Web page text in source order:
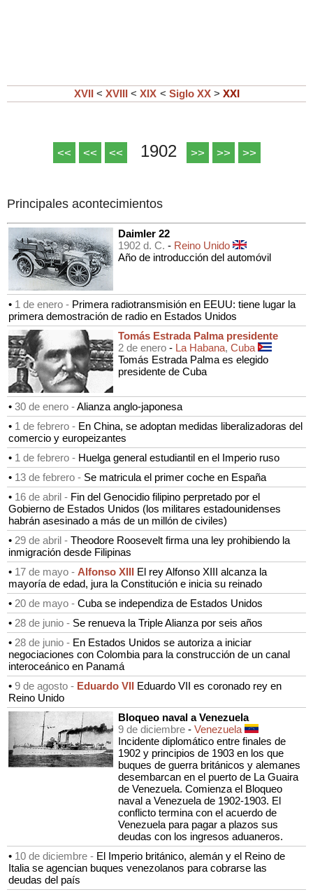
XVII < XVIII < XIX < Siglo XX > XXI
<< << << 1902 >> >> >>
Principales acontecimientos
Daimler 22
1902 d. C. - Reino Unido
Año de introducción del automóvil
• 1 de enero - Primera radiotransmisión en EEUU: tiene lugar la
primera demostración de radio en Estados Unidos
Tomás Estrada Palma presidente
2 de enero - La Habana, Cuba
Tomás Estrada Palma es elegido
presidente de Cuba
• 30 de enero -Alianza anglo-japonesa
• 1 de febrero - En China, se adoptan medidas liberalizadoras del
comercio y europeizantes
• 1 de febrero - Huelga general estudiantil en el Imperio ruso
• 13 de febrero - Se matricula el primer coche en España
• 16 de abril - Fin del Genocidio filipino perpretado por el
Gobierno de Estados Unidos (los militares estadounidenses
habrán asesinado a más de un millón de civiles)
• 29 de abril - Theodore Roosevelt firma una ley prohibiendo la
inmigración desde Filipinas
• 17 de mayo - Alfonso XIII El rey Alfonso XIII alcanza la
mayoría de edad, jura la Constitución e inicia su reinado
• 20 de mayo - Cuba se independiza de Estados Unidos
• 28 de junio - Se renueva la Triple Alianza por seis años
• 28 de junio - En Estados Unidos se autoriza a iniciar
negociaciones con Colombia para la construcción de un canal
interoceánico en Panamá
• 9 de agosto - Eduardo VII Eduardo VII es coronado rey en
Reino Unido
Bloqueo naval a Venezuela
9 de diciembre - Venezuela
Incidente diplomático entre finales de
1902 y principios de 1903 en los que
buques de guerra británicos y alemanes
desembarcan en el puerto de La Guaira
de Venezuela. Comienza el Bloqueo
naval a Venezuela de 1902-1903. El
conflicto termina con el acuerdo de
Venezuela para pagar a plazos sus
deudas con los ingresos aduaneros.
• 10 de diciembre - El Imperio británico, alemán y el Reino de
Italia se agencian buques venezolanos para cobrarse las
deudas del país